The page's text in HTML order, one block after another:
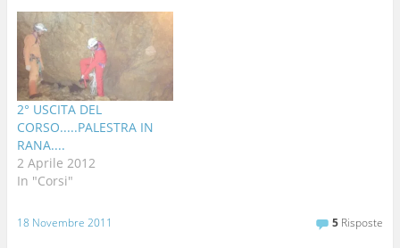
2° USCITA DEL
CORSO.....PALESTRA IN
RANA....
2 Aprile 2012
In "Corsi"
18 Novembre 2011 5 Risposte